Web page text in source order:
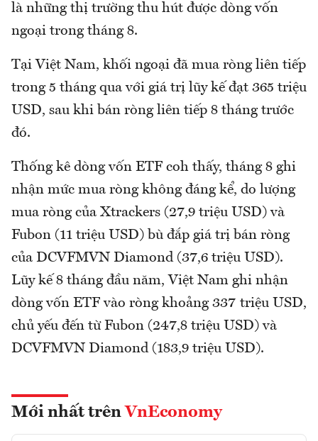
là những thị trường thu hút được dòng vốn
ngoại trong tháng 8.
Tại Việt Nam, khối ngoại đã mua ròng liên tiếp
trong 5 tháng qua với giá trị lũy kế đạt 365 triệu
USD, sau khi bán ròng liên tiếp 8 tháng trước
đó.
Thống kê dòng vốn ETF coh thấy, tháng 8 ghi
nhận mức mua ròng không đáng kể, do lượng
mua ròng của Xtrackers (27,9 triệu USD) và
Fubon (11 triệu USD) bù đắp giá trị bán ròng
của DCVFMVN Diamond (37,6 triệu USD).
Lũy kế 8 tháng đầu năm, Việt Nam ghi nhận
dòng vốn ETF vào ròng khoảng 337 triệu USD,
chủ yếu đến từ Fubon (247,8 triệu USD) và
DCVFMVN Diamond (183,9 triệu USD).
Mới nhất trên VnEconomy